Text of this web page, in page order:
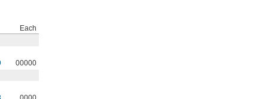
Each
00000